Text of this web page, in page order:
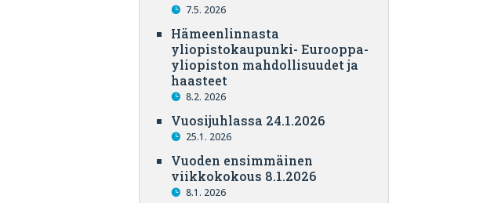
7.5. 2026
Hämeenlinnasta
yliopistokaupunki- Eurooppa-
yliopiston mahdollisuudet ja
haasteet
8.2. 2026
Vuosijuhlassa 24.1.2026
25.1. 2026
Vuoden ensimmäinen
viikkokokous 8.1.2026
8.1. 2026